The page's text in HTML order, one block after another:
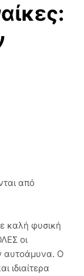
από
καλή φυσική
οι
αυτοάμυνα. O
ιδιαίτερα